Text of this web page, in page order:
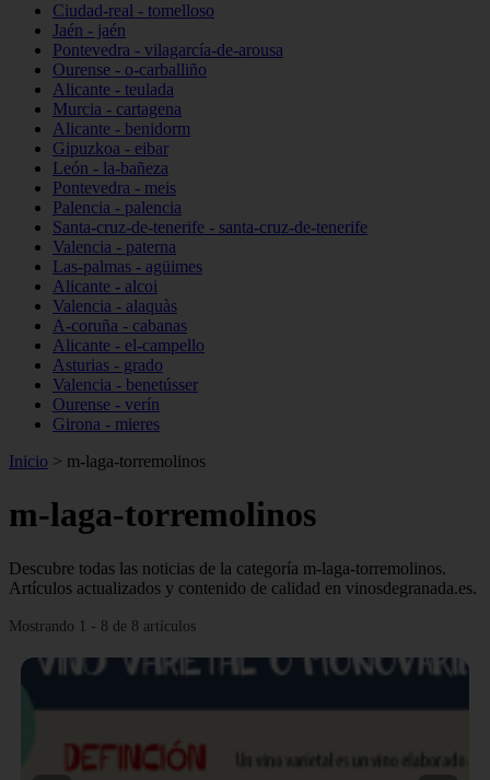
Ciudad-real - tomelloso
Jaén - jaén
Pontevedra - vilagarcía-de-arousa
Ourense - o-carballiño
Alicante - teulada
Murcia - cartagena
Alicante - benidorm
Gipuzkoa - eibar
León - la-bañeza
Pontevedra - meis
Palencia - palencia
Santa-cruz-de-tenerife - santa-cruz-de-tenerife
Valencia - paterna
Las-palmas - agüimes
Alicante - alcoi
Valencia - alaquàs
A-coruña - cabanas
Alicante - el-campello
Asturias - grado
Valencia - benetússer
Ourense - verín
Girona - mieres
Inicio > m-laga-torremolinos
m-laga-torremolinos
Descubre todas las noticias de la categoría m-laga-torremolinos.
Artículos actualizados y contenido de calidad en vinosdegranada.es.
Mostrando 1 - 8 de 8 artículos